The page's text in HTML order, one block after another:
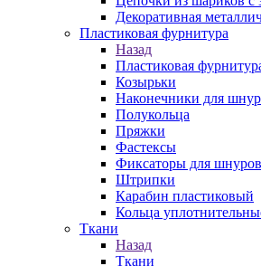
Декоративная
Пластиковая фурнитура
Назад
Пластиковая
Козырьки
Наконечники для
Полукольца
Пряжки
Фастексы
Фиксаторы для шнуров
Штрипки
Карабин пластиковый
Кольца
Ткани
Назад
Ткани